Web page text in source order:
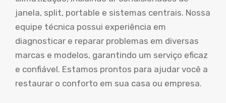
janela, split, portable e sistemas centrais. Nossa
equipe técnica possui experiência em
diagnosticar e reparar problemas em diversas
marcas e modelos, garantindo um serviço eficaz
e confiável. Estamos prontos para ajudar você a
restaurar o conforto em sua casa ou empresa.